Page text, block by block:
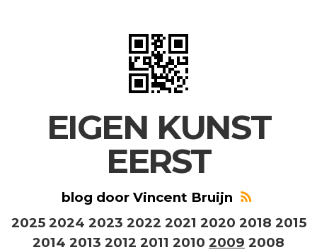
EIGEN KUNST
EERST
blog door Vincent Bruijn
2025 2024 2023 2022 2021 2020 2018 2015
2014 2013 2012 2011 2010 2009 2008